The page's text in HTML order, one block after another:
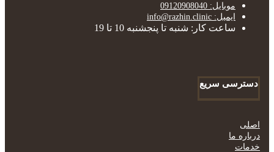
موبایل: 09120908040
ایمیل: info@razhin.clinic
ساعت کار: شنبه تا پنجشنبه 10 تا 19
دسترسی سریع
اصلی
درباره ما
خدمات